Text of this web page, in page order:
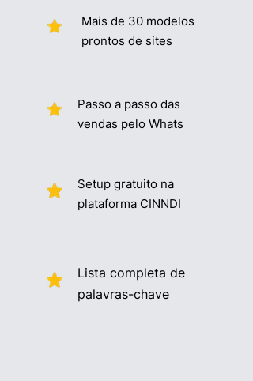
Mais de 30 modelos
prontos de sites
Passo a passo das
vendas pelo Whats
Setup gratuito na
plataforma CINNDI
Lista completa de
palavras-chave